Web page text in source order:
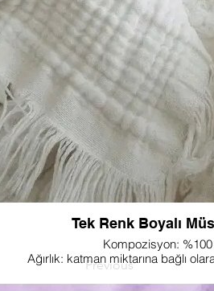
Previous
sonsuz olanaklarını keşfedin ve tek
zamansız çekiciliğiyle
Tek Renk Boyalı
Kompozisyon:
Ağırlık: katman miktarına bağlı
Katman miktarı: çift katlı, 3 katlı, 4
Genişlik: 145 veya